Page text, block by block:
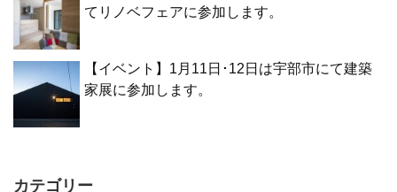
てリノベフェアに参加します。
【イベント】1月11日･12日は宇部市にて建築
家展に参加します。
カテゴリー